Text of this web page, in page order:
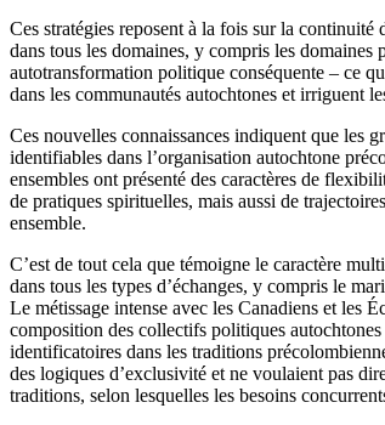
Ces stratégies reposent à la fois sur la
dans tous les domaines, y compris les domaines
autotransformation politique conséquente – ce
dans les communautés autochtones et irriguent
Ces nouvelles connaissances indiquent que les
identifiables dans l’organisation autochtone
ensembles ont présenté des caractères de
de pratiques spirituelles, mais aussi de
ensemble.
C’est de tout cela que témoigne le caractère
dans tous les types d’échanges, y compris le
Le métissage intense avec les Canadiens et les
composition des collectifs politiques
identificatoires dans les traditions
des logiques d’exclusivité et ne voulaient pas
traditions, selon lesquelles les besoins